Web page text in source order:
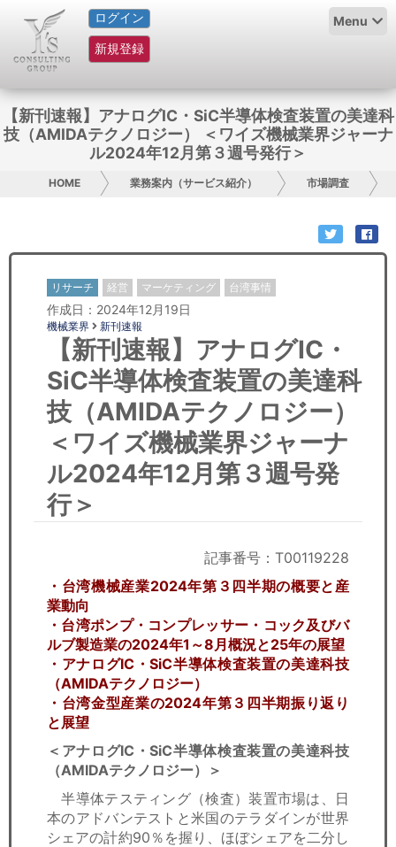
ログイン
新規登録
Menu
HOME
サービス紹介
コラム
グループ概要
採用情報
コンサルティング
リサーチ
セミナー
経済ニュース
労務顧問
【新刊速報】アナログIC・SiC半導体検査装置の美達科
技（AMIDAテクノロジー） ＜ワイズ機械業界ジャーナ
ル2024年12月第３週号発行＞
HOME 業務案内（サービス紹介） 市場調査
リサーチ 経営 マーケティング 台湾事情
作成日：2024年12月19日
機械業界 新刊速報
【新刊速報】アナログIC・
SiC半導体検査装置の美達科
技（AMIDAテクノロジー）
＜ワイズ機械業界ジャーナ
ル2024年12月第３週号発
行＞
記事番号：T00119228
・台湾機械産業2024年第３四半期の概要と産
業動向
・台湾ポンプ・コンプレッサー・コック及びバ
ルブ製造業の2024年1～8月概況と25年の展望
・アナログIC・SiC半導体検査装置の美達科技
（AMIDAテクノロジー）
・台湾金型産業の2024年第３四半期振り返り
と展望
＜アナログIC・SiC半導体検査装置の美達科技
（AMIDAテクノロジー）＞
半導体テスティング（検査）装置市場は、日
本のアドバンテストと米国のテラダインが世界
シェアの計約90％を握り、ほぼシェアを二分し